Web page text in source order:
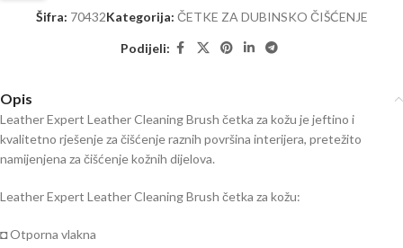
Šifra: 70432Kategorija: ČETKE ZA DUBINSKO ČIŠĆENJE
Podijeli:
Opis
Leather Expert Leather Cleaning Brush četka za kožu je jeftino i
kvalitetno rješenje za čišćenje raznih površina interijera, pretežito
namijenjena za čišćenje kožnih dijelova.
Leather Expert Leather Cleaning Brush četka za kožu:
◘ Otporna vlakna